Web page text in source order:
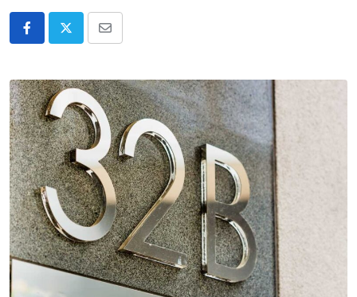
Share
Email